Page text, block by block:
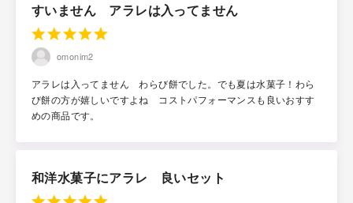
すいません アラレは入ってません
omonim2
アラレは入ってません わらび餅でした。でも夏は水菓子！わら
び餅の方が嬉しいですよね コストパフォーマンスも良いおすす
めの商品です。
和洋水菓子にアラレ 良いセット